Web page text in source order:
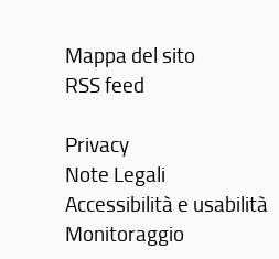
Mappa del sito
RSS feed
Privacy
Note Legali
Accessibilità e usabilità
Monitoraggio